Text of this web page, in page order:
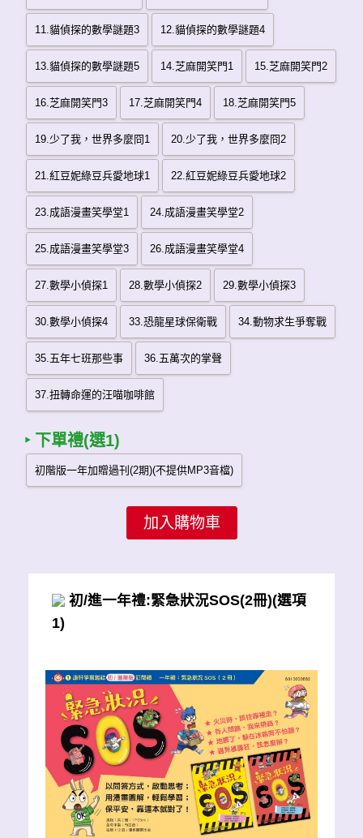
‣ 下單禮(選1)
初/進一年禮:緊急狀況SOS(2冊)(選項
1)